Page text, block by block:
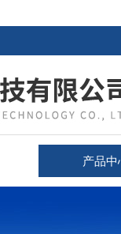
产品中